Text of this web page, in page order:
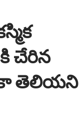
చేరిన
తెలియని